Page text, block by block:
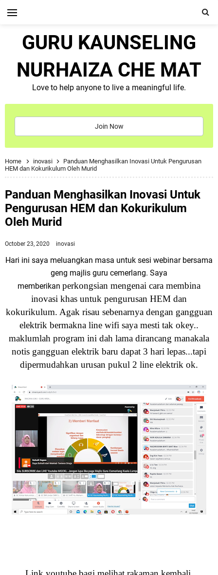
GURU KAUNSELING
NURHAIZA CHE MAT
Love to help anyone to live a meaningful life.
Join Now
Home inovasi
Panduan Menghasilkan Inovasi Untuk Pengurusan
HEM dan Kokurikulum Oleh Murid
Panduan Menghasilkan Inovasi Untuk
Pengurusan HEM dan Kokurikulum
Oleh Murid
October 23, 2020 inovasi
Hari ini saya meluangkan masa untuk sesi webinar bersama
geng majlis guru cemerlang. Saya
memberikan perkongsian mengenai cara membina
inovasi khas untuk pengurusan HEM dan
kokurikulum. Agak risau sebenarnya dengan gangguan
elektrik bermakna line wifi saya mesti tak okey..
maklumlah program ini dah lama dirancang manakala
notis gangguan elektrik baru dapat 3 hari lepas...tapi
dipermudahkan urusan pukul 2 line elektrik ok.